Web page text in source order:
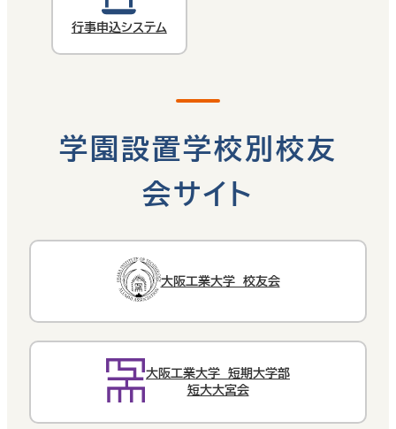
行事申込システム
学園設置学校別校友
会サイト
大阪工業大学 校友会
大阪工業大学 短期大学部
短大大宮会